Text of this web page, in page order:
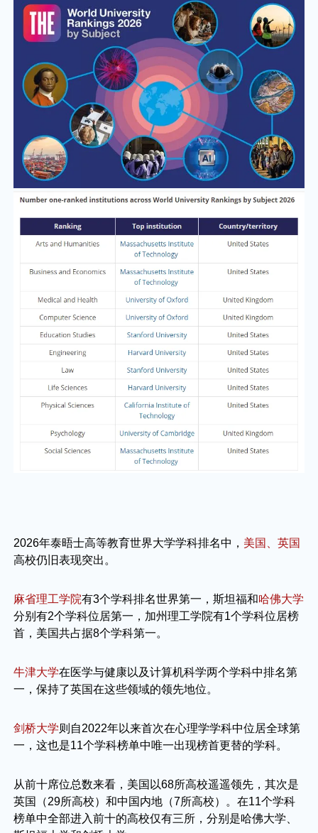
2026年泰晤士高等教育世界大学学科排名中， 美国、英国
高校仍旧表现突出。
麻省理工学院有3个学科排名世界第一，斯坦福和哈佛大学
分别有2个学科位居第一， 加州理工学院有1个学科位居榜
首，美国共占据8个学科第一。
牛津大学在医学与健康以及计算机科学两个学科中排名第
一，保持了英国在这些领域的领先地位。
剑桥大学则自2022年以来首次在心理学学科中位居全球第
一，这也是11个学科榜单中唯一出现榜首更替的学科。
从前十席位总数来看，美国以68所高校遥遥领先，其次是
英国（29所高校）和中国内地（7所高校）。在11个学科
榜单中全部进入前十的高校仅有三所，分别是哈佛大学、